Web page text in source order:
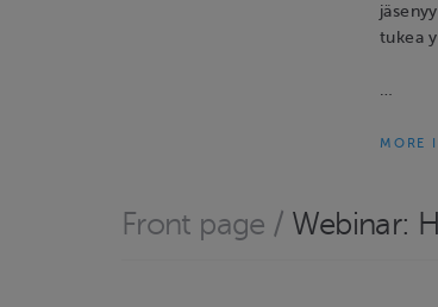
tukea
MORE
Front page / Webinar: